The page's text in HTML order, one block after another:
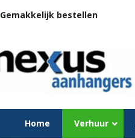
Gemakkelijk bestellen
Home Verhuur